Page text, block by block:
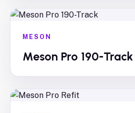
MESON
Meson Pro 190-Track